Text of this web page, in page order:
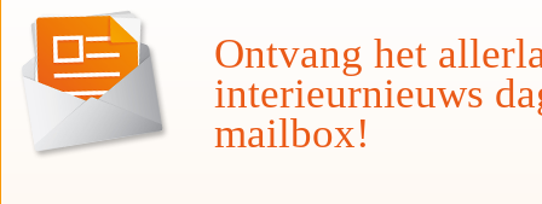
Ontvang het
interieurnieuws
mailbox!